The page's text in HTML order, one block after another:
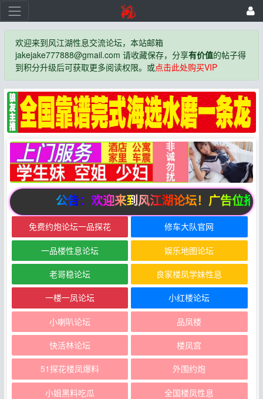
欢迎来到风江湖性息交流论坛，本站邮箱
jakejake777888@gmail.com 请收藏保存，分享有价值的帖子得
到积分升级后可获取更多阅读权限。或点击此处购买VIP
公告：欢迎来到风江湖论坛！广告位招商
免费约炮论坛一品探花 修车大队官网
一品楼性息论坛 娱乐地图论坛
老哥稳论坛 良家楼凤学妹性息
一楼一凤论坛 小红楼论坛
小喇叭论坛 品凤楼
快活林论坛 楼凤宫
51探花楼凤爆料 外围约炮
小姐黑料吃瓜 全国楼凤性息